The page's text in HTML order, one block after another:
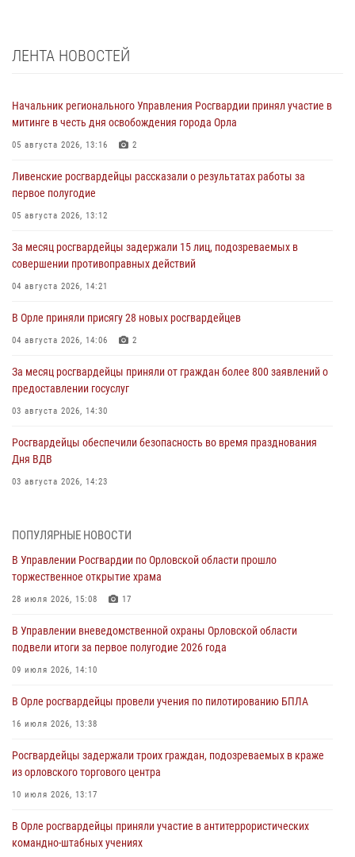
ЛЕНТА НОВОСТЕЙ
Начальник регионального Управления Росгвардии принял участие в
митинге в честь дня освобождения города Орла
05 августа 2026, 13:16 2
Ливенские росгвардейцы рассказали о результатах работы за
первое полугодие
05 августа 2026, 13:12
За месяц росгвардейцы задержали 15 лиц, подозреваемых в
совершении противоправных действий
04 августа 2026, 14:21
В Орле приняли присягу 28 новых росгвардейцев
04 августа 2026, 14:06 2
За месяц росгвардейцы приняли от граждан более 800 заявлений о
предоставлении госуслуг
03 августа 2026, 14:30
Росгвардейцы обеспечили безопасность во время празднования
Дня ВДВ
03 августа 2026, 14:23
участке
Жительница Мценска сдала в Росгвардию незарегистрированное
ружьё
Сотрудники Росгвардии пресекли дебош в орловском кафе
30 июля 2026, 14:27
Росгвардейцы проверили антитеррористическую защищённость
детских лагерей «Мечта» и «Лесной»
ПОПУЛЯРНЫЕ НОВОСТИ
В Управлении Росгвардии по Орловской области прошло
торжественное открытие храма
28 июля 2026, 15:08 17
В Управлении вневедомственной охраны Орловской области
подвели итоги за первое полугодие 2026 года
09 июля 2026, 14:10
В Орле росгвардейцы провели учения по пилотированию БПЛА
16 июля 2026, 13:38
Росгвардейцы задержали троих граждан, подозреваемых в краже
из орловского торгового центра
10 июля 2026, 13:17
В Орле росгвардейцы приняли участие в антитеррористических
командно-штабных учениях